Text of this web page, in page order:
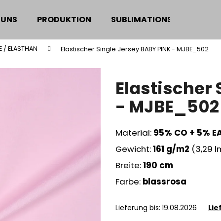
PRODUKTION SUBLIMATIONSDRUCK
/ ELASTHAN Elastischer Single Jersey BABY PINK - MJBE_502
Elastischer
- MJBE_502
Material: 95% CO + 5%
Gewicht:161 g/m2 (3,29
Breite:190 cm
Farbe: blassrosa
Lieferung bis: 19.08.2026
Was suchen Sie?
SUCHEN